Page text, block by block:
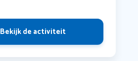
Bekijk de activiteit